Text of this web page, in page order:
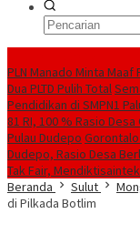
PLN Manado Minta
Dua PLTD Pulih Total
Pendidikan di SMPN1
81 RI, 100 % Rasio
Pulau Dudepo Gorontalo
Dudepo, Rasio Desa
Tak Fair,
Beranda
Sulut
di Pilkada Botlim